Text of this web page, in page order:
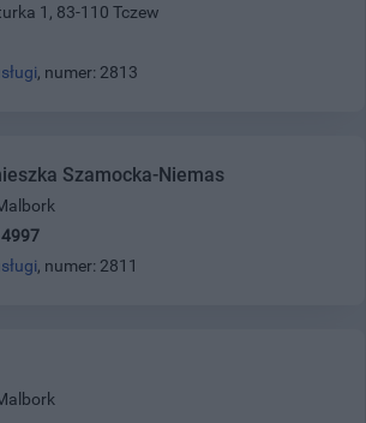
1, 83-110 Tczew
, numer: 2813
Szamocka-Niemas
, numer: 2811